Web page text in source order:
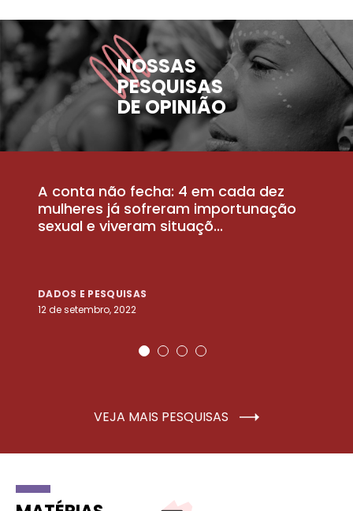
NOSSAS
PESQUISAS
DE OPINIÃO
A conta não fecha: 4 em cada dez
mulheres já sofreram importunação
sexual e viveram situaçõ...
DADOS E PESQUISAS
12 de setembro, 2022
VEJA MAIS PESQUISAS